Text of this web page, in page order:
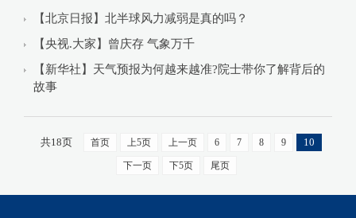
【北京日报】北半球风力减弱是真的吗？
【央视.大家】曾庆存 气象万千
【新华社】天气预报为何越来越准?院士带你了解背后的
故事
共18页 首页 上5页 上一页 6 7 8 9 10
下一页 下5页 尾页